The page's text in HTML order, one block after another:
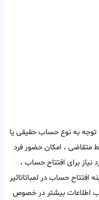
توجه به نوع حساب حقیقی یا
متقاضی ، امکان حضور فرد
نیاز برای افتتاح حساب ،
افتتاح حساب در لمباتاتاثیر
اطلاعات بیشتر در خصوص